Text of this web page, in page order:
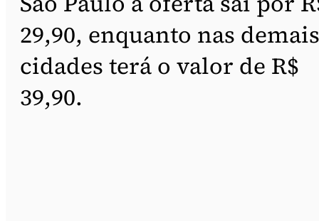
29,90, enquanto nas demais
cidades terá o valor de R$
39,90.